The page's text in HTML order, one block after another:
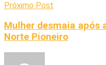
Próximo Post
Mulher desmaia após
Norte Pioneiro